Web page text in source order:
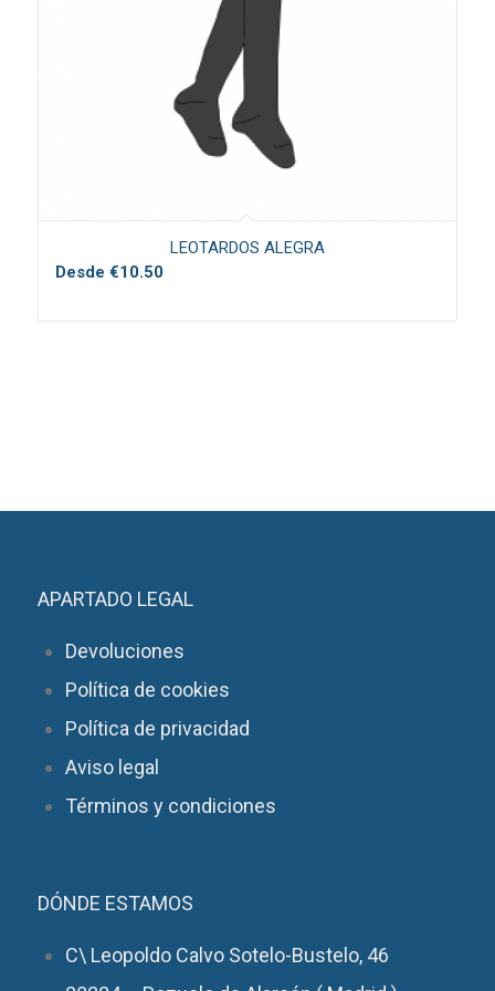
LEOTARDOS ALEGRA
Desde €10.50
APARTADO LEGAL
Devoluciones
Política de cookies
Política de privacidad
Aviso legal
Términos y condiciones
DÓNDE ESTAMOS
C\ Leopoldo Calvo Sotelo-Bustelo, 46